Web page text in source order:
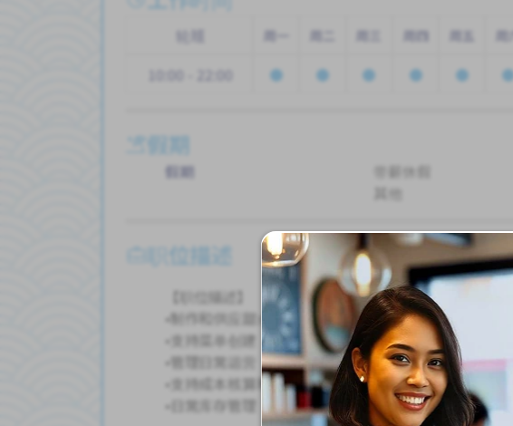
轮班 周一 周二 周三 周四 周五 周六
10:00 - 22:00
假期
假期
带薪休假
其他
职位描述
【职位描述】
•制作和供应甜点
•支持菜单创建
•管理日常运营
•支持成本核算和库存报告创建
•日常库存管理